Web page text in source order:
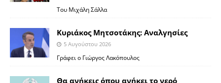
Του Μιχάλη Σάλλα
Κυριάκος Μητσοτάκης: Αναλγησίες
5 Αυγούστου 2026
Γράφει ο Γιώργος Λακόπουλος
Θα ανήκεις όπου ανήκει το νερό